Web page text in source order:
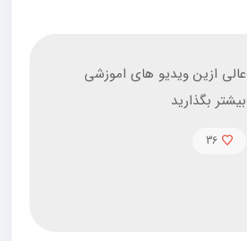
عالی ازین ویدیو های اموزشی
بیشتر بگذارید
36